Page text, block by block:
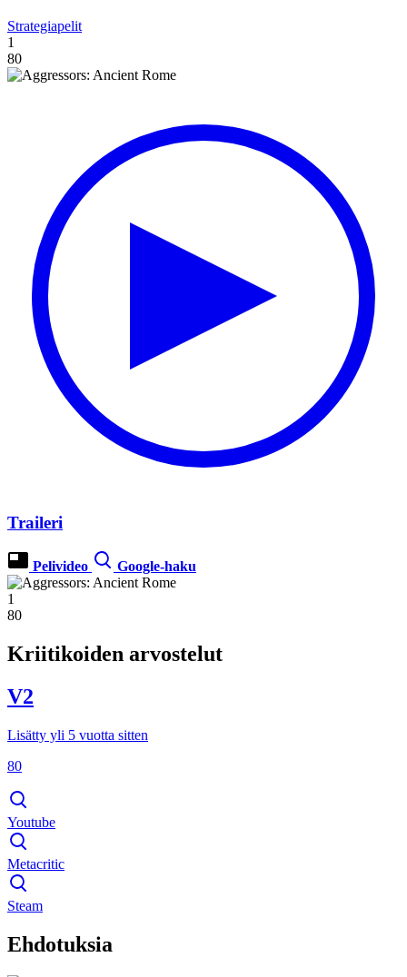
Strategiapelit
1
80
Traileri
Pelivideo Google-haku
1
80
Kriitikoiden arvostelut
V2
Lisätty yli 5 vuotta sitten
80
Youtube
Metacritic
Steam
Ehdotuksia